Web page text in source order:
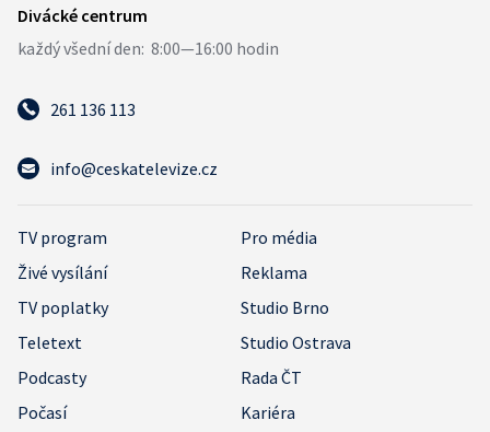
261 136 113
info@ceskatelevize.cz
TV program
Pro média
Živé vysílání
Reklama
TV poplatky
Studio Brno
Teletext
Studio Ostrava
Podcasty
Rada ČT
Počasí
Kariéra